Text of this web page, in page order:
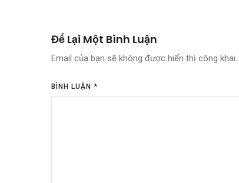
Để Lại Một Bình Luận
Email của bạn sẽ không được hiển thị công khai.
BÌNH LUẬN *